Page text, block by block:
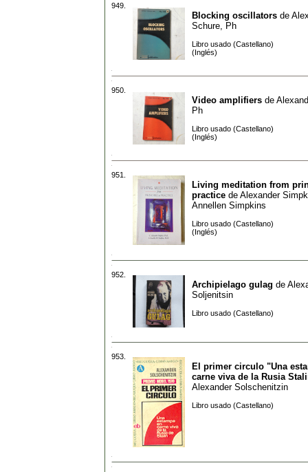
949.
Blocking oscillators de
Schure, Ph
Libro usado (Castellano)
(Inglés)
950.
Video amplifiers de
Ph
Libro usado (Castellano)
(Inglés)
951.
Living meditation from
practice de Alexander
Annellen Simpkins
Libro usado (Castellano)
(Inglés)
952.
Archipielago gulag de
Soljenitsin
Libro usado (Castellano)
953.
El primer circulo "Una
carne viva de la Rusia
Alexander Solschenitzin
Libro usado (Castellano)